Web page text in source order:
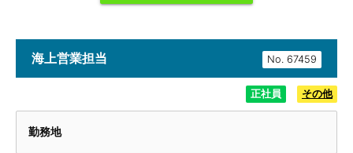
No.
海上営業担当
正社員 その他
勤務地